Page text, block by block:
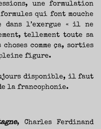
une formulation
qui font mouche
l’exergue « il ne
tellement toute sa
comme ça, sorties
pleine figure.
disponible, il faut
la francophonie.
, Charles Ferdinand